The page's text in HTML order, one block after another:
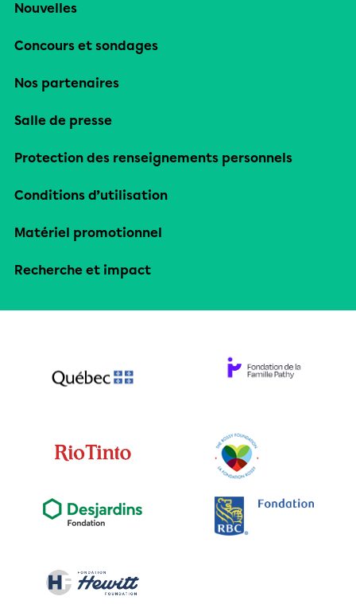
Nouvelles
Concours et sondages
Nos partenaires
Salle de presse
Protection des renseignements personnels
Conditions d’utilisation
Matériel promotionnel
Recherche et impact